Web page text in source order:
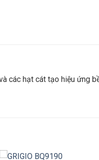
các hạt cát tạo hiệu ứng